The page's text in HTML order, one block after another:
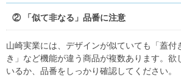
② 「似て非なる」品番に注意
山崎実業には、デザインが似ていても「蓋付
き」など機能が違う商品が複数あります。欲
いるか、品番をしっかり確認してください。